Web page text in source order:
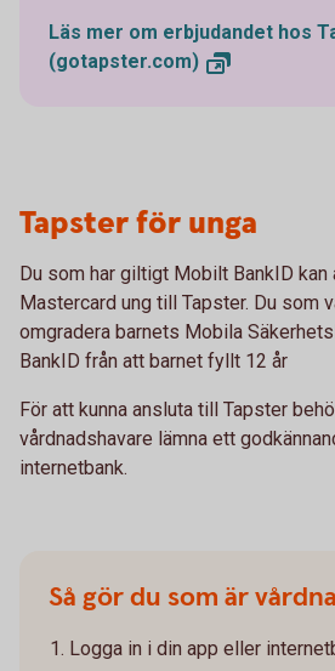
Läs mer om erbjudandet hos
(gotapster.com)
Tapster för unga
Du som har giltigt Mobilt BankID
Mastercard ung till Tapster. Du som
omgradera barnets Mobila
BankID från att barnet fyllt 12 år
För att kunna ansluta till Tapster
vårdnadshavare lämna ett
internetbank.
Så gör du som är
Logga in i din app eller